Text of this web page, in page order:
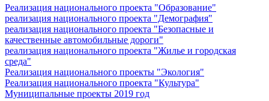
Реализация национального проекта "Образование"
реализация национального проекта "Демография"
реализация национального проекта "Безопасные и
качественные автомобильные дороги"
реализация национального проекта "Жилье и городская
среда"
Реализация национального проекты "Экология"
Реализация национального проекта "Культура"
Муниципальные проекты 2019 год